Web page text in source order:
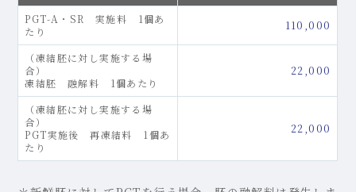
PGT-A・SR 実施料 1個あ
たり
110,000
（凍結胚に対し実施する場
合）
凍結胚 融解料 1個あたり
22,000
（凍結胚に対し実施する場
合）
PGT実施後 再凍結料 1個あ
たり
22,000